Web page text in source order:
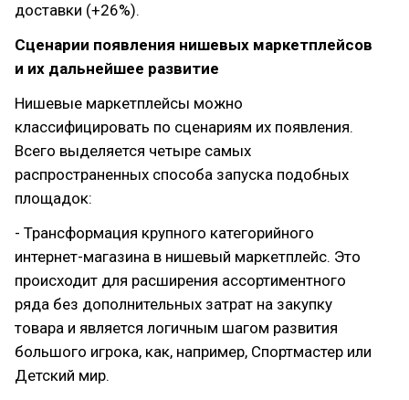
доставки (+26%).
Сценарии появления нишевых маркетплейсов
и их дальнейшее развитие
Нишевые маркетплейсы можно
классифицировать по сценариям их появления.
Всего выделяется четыре самых
распространенных способа запуска подобных
площадок:
- Трансформация крупного категорийного
интернет-магазина в нишевый маркетплейс. Это
происходит для расширения ассортиментного
ряда без дополнительных затрат на закупку
товара и является логичным шагом развития
большого игрока, как, например, Спортмастер или
Детский мир.